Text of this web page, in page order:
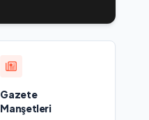
Gazete
Manşetleri